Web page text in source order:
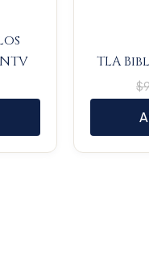
TLA
$